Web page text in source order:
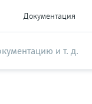
Документация